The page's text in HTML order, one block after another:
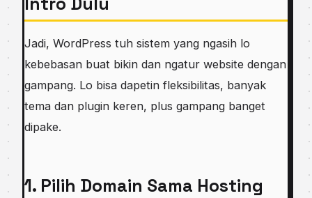
Jadi, WordPress tuh sistem yang ngasih lo
kebebasan buat bikin dan ngatur website dengan
gampang. Lo bisa dapetin fleksibilitas, banyak
tema dan plugin keren, plus gampang banget
dipake.
1. Pilih Domain Sama Hosting